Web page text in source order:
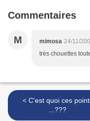
Commentaires
M mimosa 24/11/
très chouettes
< C'est quoi ces points
...???